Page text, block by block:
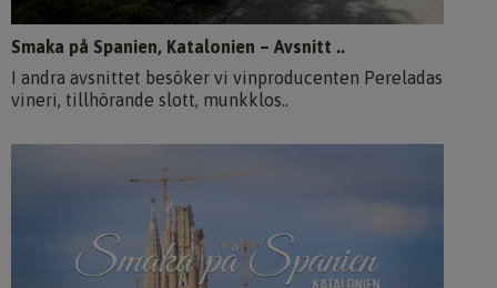
Smaka på Spanien, Katalonien – Avsnitt ..
I andra avsnittet besöker vi vinproducenten Pereladas
vineri, tillhörande slott, munkklos..